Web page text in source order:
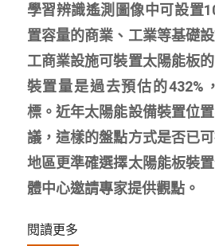
學習辨識遙測圖像中可設置
置容量的商業、工業等基礎
工商業設施可裝置太陽能板
裝置量是過去預估的432%
標。近年太陽能設備裝置位
議，這樣的盤點方式是否已
地區更準確選擇太陽能板裝
體中心邀請專家提供觀點。
閱讀更多